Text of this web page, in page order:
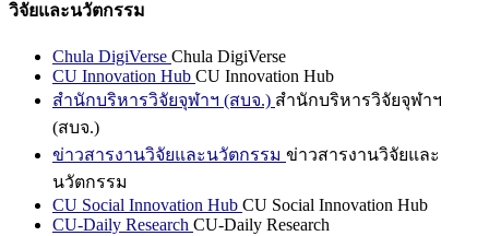
วิจัยและนวัตกรรม
Chula DigiVerse Chula DigiVerse
CU Innovation Hub CU Innovation Hub
สำนักบริหารวิจัยจุฬาฯ (สบจ.) สำนักบริหารวิจัยจุฬาฯ
(สบจ.)
ข่าวสารงานวิจัยและนวัตกรรม ข่าวสารงานวิจัยและ
นวัตกรรม
CU Social Innovation Hub CU Social Innovation Hub
CU-Daily Research CU-Daily Research